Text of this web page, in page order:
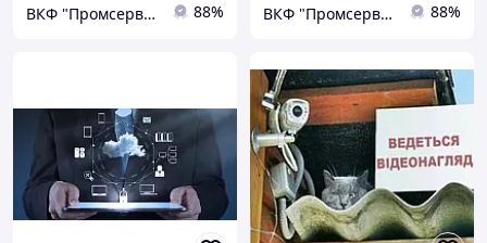
ВКФ "Промсервіс" 88% ВКФ "Промсервіс" 88%